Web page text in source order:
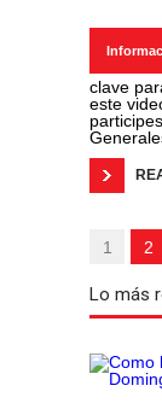
clave
este
1 2
Lo más